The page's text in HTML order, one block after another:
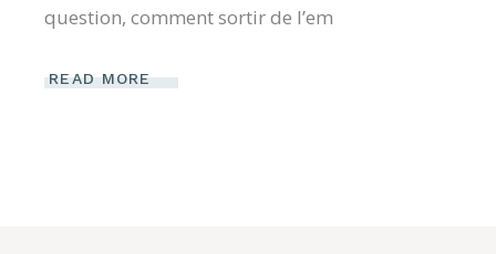
question, comment sortir de l’em
READ MORE